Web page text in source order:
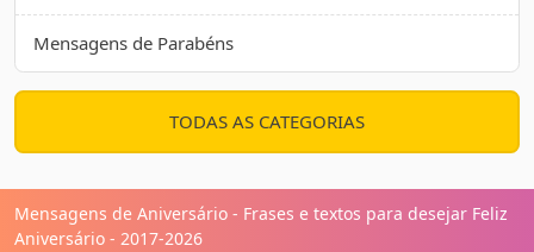
Mensagens de Parabéns
TODAS AS CATEGORIAS
Mensagens de Aniversário - Frases e textos para desejar Feliz
Aniversário - 2017-2026